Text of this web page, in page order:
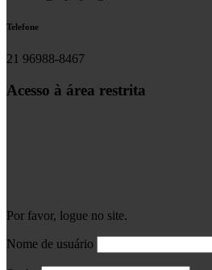
Telefone
21 96988-8467
Acesso à área restrita
Por favor, logue no site.
Nome de usuário